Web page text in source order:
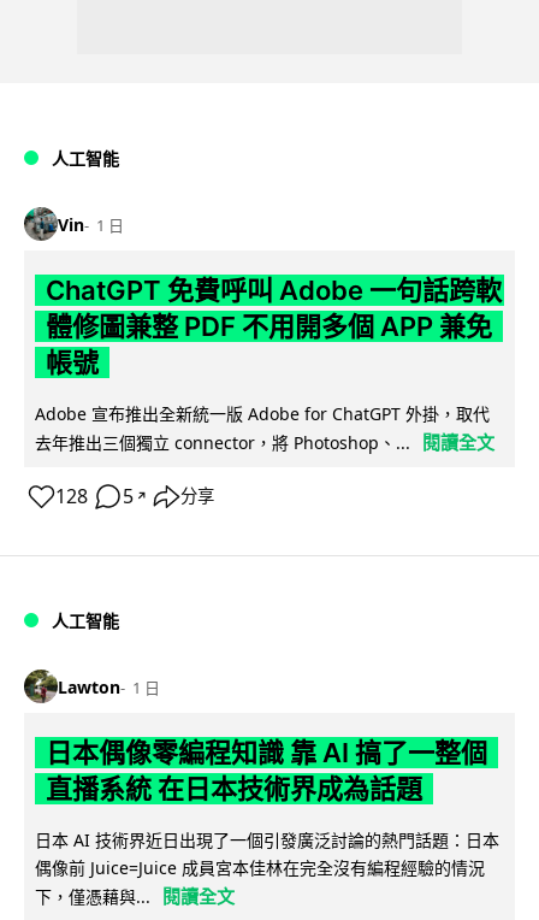
人工智能
Vin 1 日
ChatGPT 免費呼叫 Adobe 一句話跨軟
體修圖兼整 PDF 不用開多個 APP 兼免
帳號
Adobe 宣布推出全新統一版 Adobe for ChatGPT 外掛，取代
去年推出三個獨立 connector，將 Photoshop、...
閱讀全文
128 5 ↗ 分享
人工智能
Lawton 1 日
日本偶像零編程知識 靠 AI 搞了一整個
直播系統 在日本技術界成為話題
日本 AI 技術界近日出現了一個引發廣泛討論的熱門話題：日本
偶像前 Juice=Juice 成員宮本佳林在完全沒有編程經驗的情況
下，僅憑藉與...
閱讀全文